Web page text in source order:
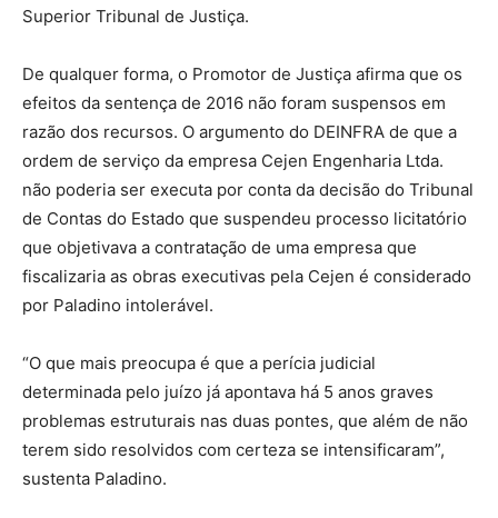
Superior Tribunal de Justiça.
De qualquer forma, o Promotor de Justiça afirma que os
efeitos da sentença de 2016 não foram suspensos em
razão dos recursos. O argumento do DEINFRA de que a
ordem de serviço da empresa Cejen Engenharia Ltda.
não poderia ser executa por conta da decisão do Tribunal
de Contas do Estado que suspendeu processo licitatório
que objetivava a contratação de uma empresa que
fiscalizaria as obras executivas pela Cejen é considerado
por Paladino intolerável.
“O que mais preocupa é que a perícia judicial
determinada pelo juízo já apontava há 5 anos graves
problemas estruturais nas duas pontes, que além de não
terem sido resolvidos com certeza se intensificaram”,
sustenta Paladino.